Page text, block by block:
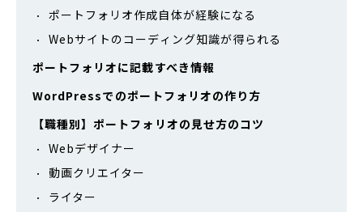
ポートフォリオ作成自体が経験になる
Webサイトのコーディング知識が得られる
ポートフォリオに記載すべき情報
WordPressでのポートフォリオの作り方
【職種別】ポートフォリオの見せ方のコツ
Webデザイナー
動画クリエイター
ライター